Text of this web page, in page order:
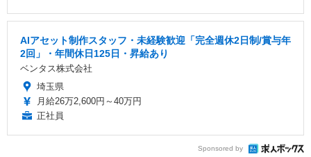
AIアセット制作スタッフ・未経験歓迎「完全週休2日制/賞与年
2回」・年間休日125日・昇給あり
ベンタス株式会社
埼玉県
月給26万2,600円～40万円
正社員
Sponsored by